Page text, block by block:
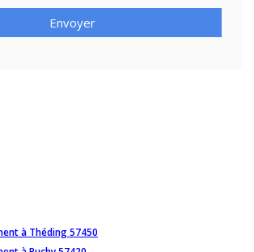
Envoyer
à Théding 57450